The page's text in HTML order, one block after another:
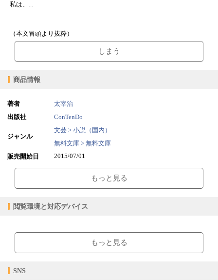
私は、...
（本文冒頭より抜粋）
しまう
商品情報
著者
太宰治
出版社
ConTenDo
ジャンル
文芸 > 小説（国内）
無料文庫 > 無料文庫
販売開始日
2015/07/01
ファイルサイズ 0.92MB
もっと見る
閲覧環境と対応デバイス
ブラウザビューア・PC版ConTenDoビューア・モバイルビューア
【対応デバイス】
もっと見る
SNS